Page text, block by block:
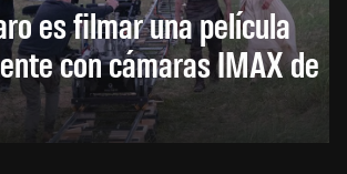
es filmar una película
con cámaras IMAX de